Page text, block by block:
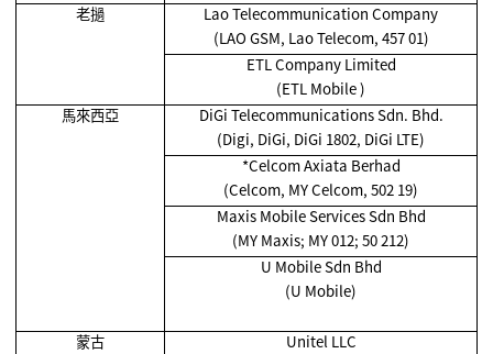
老撾
Lao Telecommunication Company
(LAO GSM, Lao Telecom, 457 01)
ETL Company Limited
(ETL Mobile )
馬來西亞
DiGi Telecommunications Sdn. Bhd.
(Digi, DiGi, DiGi 1802, DiGi LTE)
*Celcom Axiata Berhad
(Celcom, MY Celcom, 502 19)
Maxis Mobile Services Sdn Bhd
(MY Maxis; MY 012; 50 212)
U Mobile Sdn Bhd
(U Mobile)
蒙古
Unitel LLC